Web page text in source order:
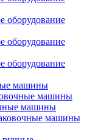
оборудование
оборудование
оборудование
машины
машины
машины
машины